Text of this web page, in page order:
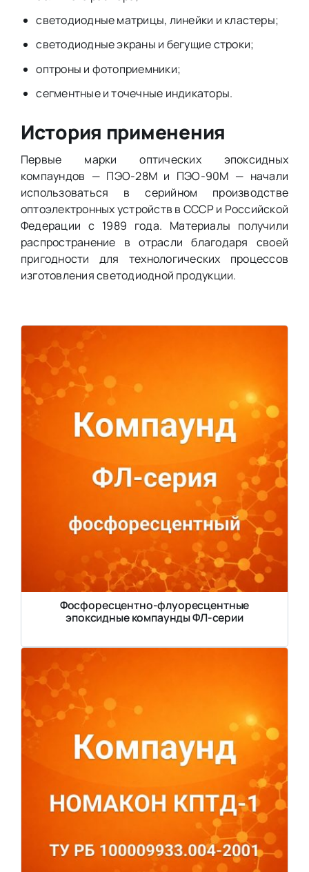
светодиодные матрицы, линейки и кластеры;
светодиодные экраны и бегущие строки;
оптроны и фотоприемники;
сегментные и точечные индикаторы.
История применения
Первые марки оптических эпоксидных
компаундов — ПЭО-28М и ПЭО-90М — начали
использоваться в серийном производстве
оптоэлектронных устройств в СССР и Российской
Федерации с 1989 года. Материалы получили
распространение в отрасли благодаря своей
пригодности для технологических процессов
изготовления светодиодной продукции.
Фосфоресцентно-флуоресцентные
эпоксидные компаунды ФЛ-серии